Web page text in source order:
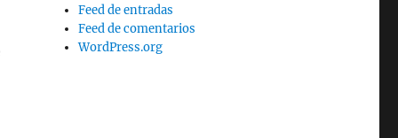
Feed de entradas
Feed de comentarios
WordPress.org